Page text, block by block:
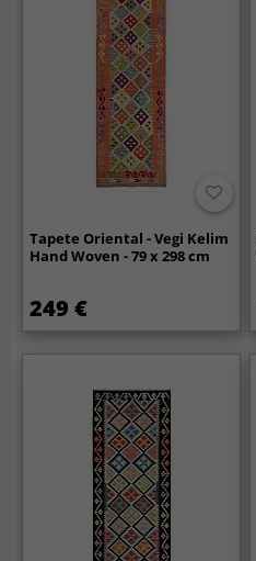
Tapete Oriental - Vegi Kelim
Hand Woven - 79 x 298 cm
249 €